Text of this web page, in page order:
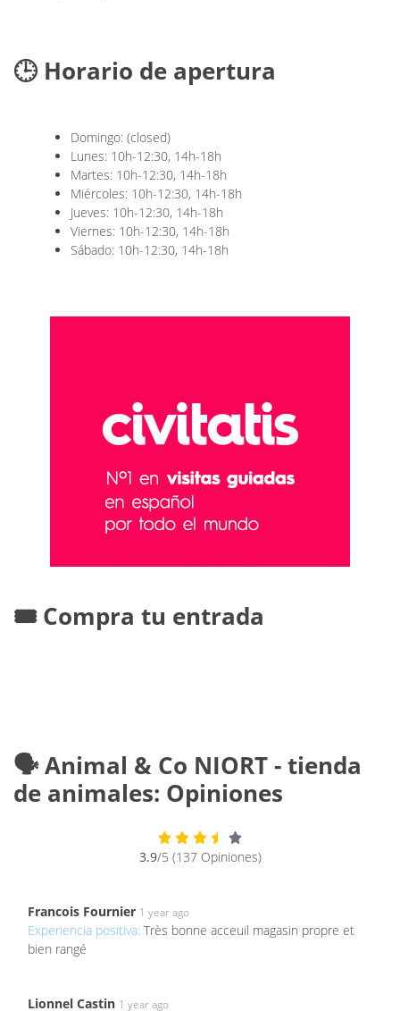
🕒 Horario de apertura
Domingo: (closed)
Lunes: 10h-12:30, 14h-18h
Martes: 10h-12:30, 14h-18h
Miércoles: 10h-12:30, 14h-18h
Jueves: 10h-12:30, 14h-18h
Viernes: 10h-12:30, 14h-18h
Sábado: 10h-12:30, 14h-18h
🎟️ Compra tu entrada
🗣️ Animal & Co NIORT - tienda
de animales: Opiniones
3.9/5 (137 Opiniones)
Francois Fournier 1 year ago
Experiencia positiva: Très bonne acceuil magasin propre et
bien rangé
Lionnel Castin 1 year ago